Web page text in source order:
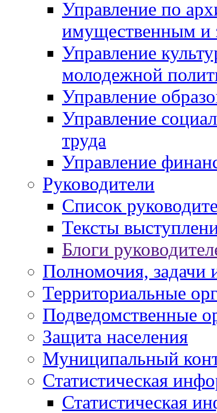
Управление по
имущественным и
Управление
молодежной
Управление
Управление
труда
Управление
Руководители
Список
Тексты
Блоги
Полномочия, задачи
Территориальные
Подведомственные
Защита населения
Муниципальный
Статистическая
Статистическая